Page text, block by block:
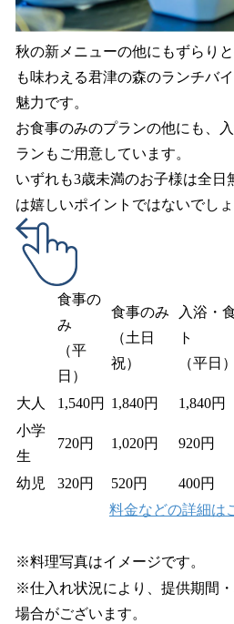
秋の新メニューの他にもずらり
も味わえる君津の森のランチバ
魅力です。
お食事のみのプランの他にも、
ランもご用意しています。
いずれも3歳未満のお子様は全日
は嬉しいポイントではないでしょ
食事の
み
（平
日）
食事のみ
（土日
祝）
入浴・
ト
（平日）
大人 1,540円 1,840円 1,840円
小学
生
720円 1,020円 920円
幼児 320円 520円 400円
料金などの詳細は
※料理写真はイメージです。
※仕入れ状況により、提供期間
場合がございます。